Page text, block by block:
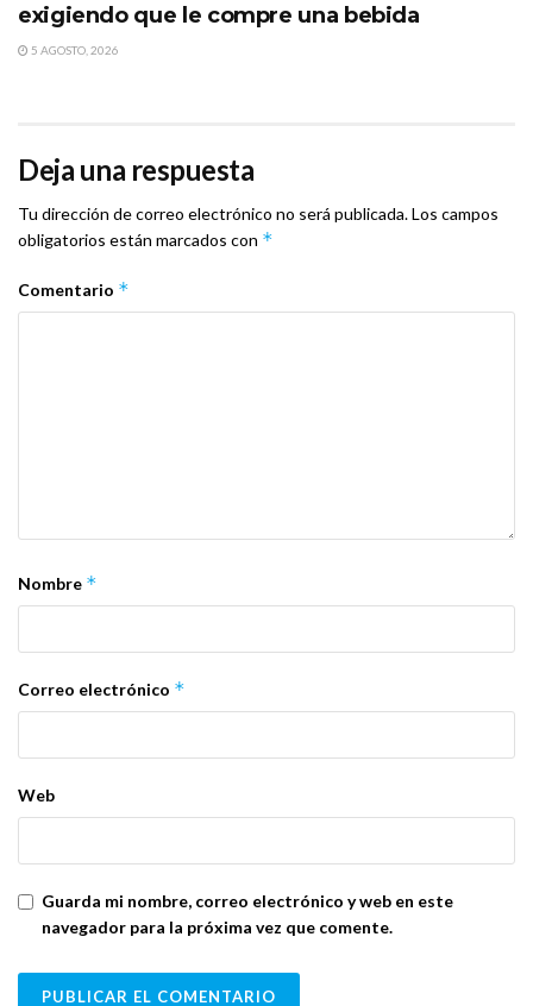
exigiendo que le compre una bebida
5 AGOSTO, 2026
Deja una respuesta
Tu dirección de correo electrónico no será publicada.Los campos
obligatorios están marcados con *
Comentario *
Nombre *
Correo electrónico *
Web
Guarda mi nombre, correo electrónico y web en este
navegador para la próxima vez que comente.